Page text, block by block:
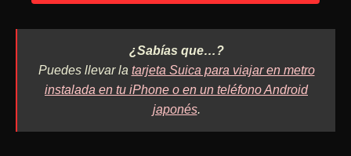
¿Sabías que…?
Puedes llevar la tarjeta Suica para viajar en metro
instalada en tu iPhone o en un teléfono Android
japonés.